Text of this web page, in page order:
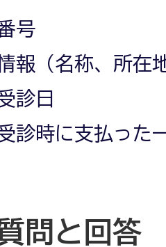
号
報（名称、所在
診日
診時に支払った
問と回答